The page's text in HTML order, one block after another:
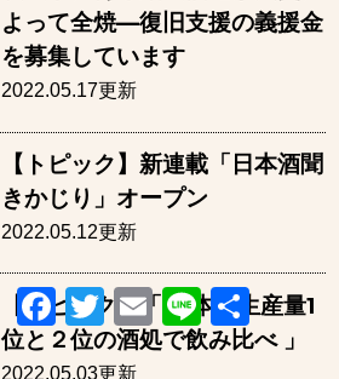
よって全焼—復旧支援の義援金
を募集しています
2022.05.17更新
【トピック】新連載「日本酒聞
きかじり」オープン
2022.05.12更新
【トピック】「 日本酒生産量1
位と２位の酒処で飲み比べ 」
2022.05.03更新
Facebook
TwitterEmailLine 共
有